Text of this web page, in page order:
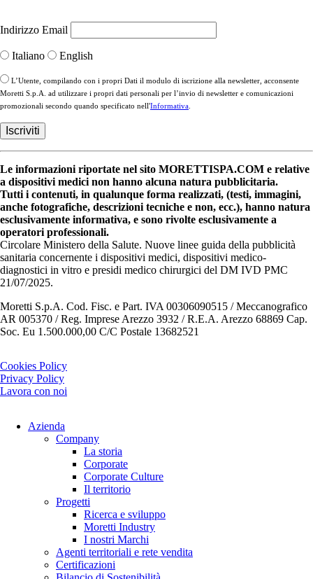
Indirizzo Email
Italiano English
L’Utente, compilando con i propri Dati il modulo di iscrizione alla newsletter, acconsente
Moretti S.p.A. ad utilizzare i propri dati personali per l’invio di newsletter e comunicazioni
promozionali secondo quando specificato nell'Informativa
Le informazioni riportate nel sito MORETTISPA.COM e relative
a dispositivi medici non hanno alcuna natura pubblicitaria.
Tutti i contenuti, in qualunque forma realizzati, (testi, immagini,
anche fotografiche, descrizioni tecniche e non, ecc.), hanno natura
esclusivamente informativa, e sono rivolte esclusivamente a
operatori professionali.
Circolare Ministero della Salute. Nuove linee guida della pubblicità
sanitaria concernente i dispositivi medici, dispositivi medico-
diagnostici in vitro e presidi medico chirurgici del DM IVD PMC
21/07/2025.
Moretti S.p.A. Cod. Fisc. e Part. IVA 00306090515 / Meccanografico
AR 005370 / Reg. Imprese Arezzo 3932 / R.E.A. Arezzo 68869 Cap.
Soc. Eu 1.500.000,00 C/C Postale 13682521
Cookies Policy
Privacy Policy
Lavora con noi
Azienda
Company
La storia
Corporate
Corporate Culture
Il territorio
Progetti
Ricerca e sviluppo
Moretti Industry
I nostri Marchi
Agenti territoriali e rete vendita
Certificazioni